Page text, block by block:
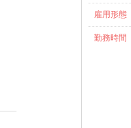
雇用形態
勤務時間